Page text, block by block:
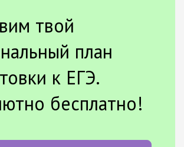
твой
план
к ЕГЭ.
бесплатно!